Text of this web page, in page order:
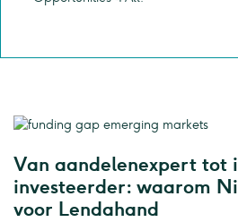
Van aandelenexpert tot
investeerder: waarom
voor Lendahand